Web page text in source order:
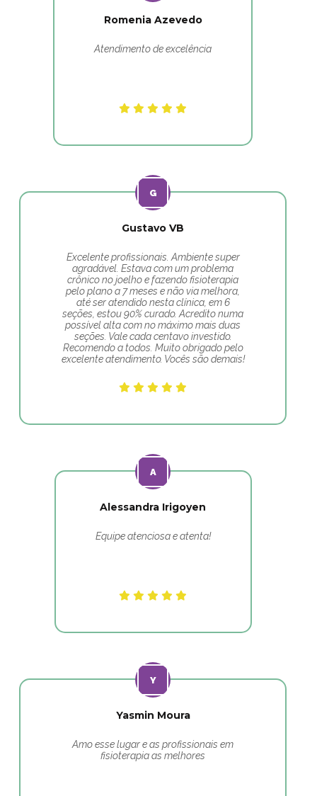
Romenia Azevedo
Atendimento de excelência
Gustavo VB
Excelente profissionais. Ambiente super
agradável. Estava com um problema
crônico no joelho e fazendo fisioterapia
pelo plano a 7 meses e não via melhora,
até ser atendido nesta clínica, em 6
seções, estou 90% curado. Acredito numa
possível alta com no máximo mais duas
seções. Vale cada centavo investido.
Recomendo a todos. Muito obrigado pelo
excelente atendimento. Vocês são demais!
Alessandra Irigoyen
Equipe atenciosa e atenta!
Yasmin Moura
Amo esse lugar e as profissionais em
fisioterapia as melhores